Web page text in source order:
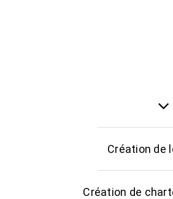
Création de
Création de